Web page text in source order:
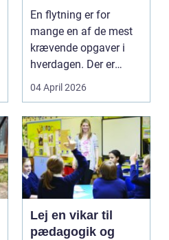
tryg og effektiv
flytning
En flytning er for
mange en af de mest
krævende opgaver i
hverdagen. Der er
meget at holde styr på,
04 April 2026
Lej en vikar til
pædagogik og